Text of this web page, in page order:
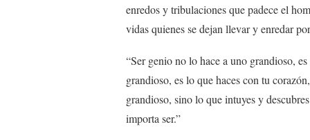
enredos y tribulaciones que padece el
vidas quienes se dejan llevar y enredar
“Ser genio no lo hace a uno grandioso,
grandioso, es lo que haces con tu
grandioso, sino lo que intuyes y
importa ser.”